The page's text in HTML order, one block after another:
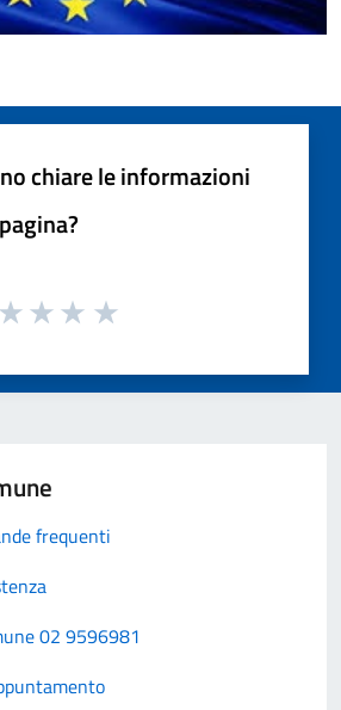
chiare le informazioni
frequenti
02 9596981